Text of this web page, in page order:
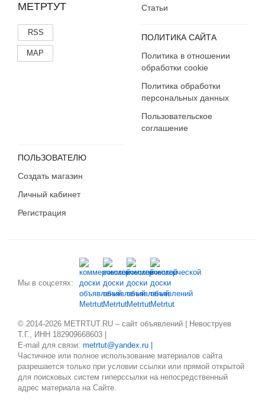
МЕТРТУТ
RSS
MAP
Статьи
ПОЛИТИКА САЙТА
Политика в отношении
обработки cookie
Политика обработки
персональных данных
Пользовательское
соглашение
ПОЛЬЗОВАТЕЛЮ
Создать магазин
Личный кабинет
Регистрация
Мы в соцсетях:
© 2014-2026 METRTUT.RU – сайт объявлений | Невоструев
Т.Г., ИНН 182909668603 |
E-mail для связи: metrtut@yandex.ru |
Частичное или полное использование материалов сайта
разрешается только при условии ссылки или прямой открытой
для поисковых систем гиперссылки на непосредственный
адрес материала на Сайте.